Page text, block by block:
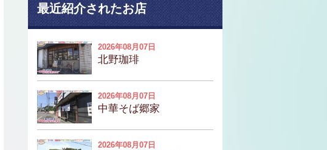
最近紹介されたお店
2026年08月07日
北野珈琲
2026年08月07日
中華そば郷家
2026年08月07日